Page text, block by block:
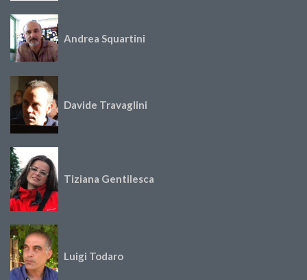
Andrea Squartini
Davide Travaglini
Tiziana Gentilesca
Luigi Todaro